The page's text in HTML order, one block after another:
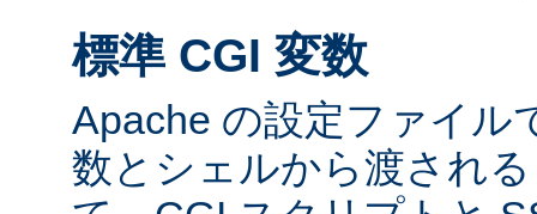
標準 CGI 変数
Apache の設定ファイル
数とシェルから渡され